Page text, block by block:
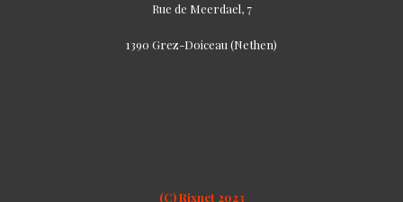
Rue de Meerdael, 7
1390 Grez-Doiceau (Nethen)
(C) Rixnet 2023